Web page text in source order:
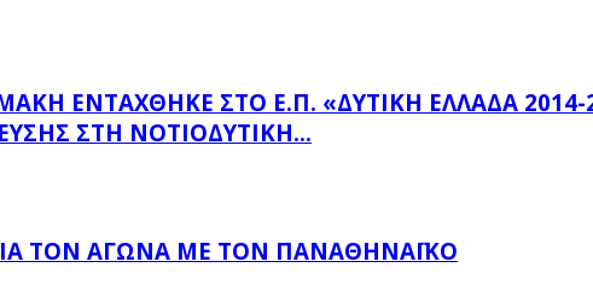
ΕΝΤΆΧΘΗΚΕ ΣΤΟ Ε.Π. «ΔΥΤΙΚΉ ΕΛΛΆΔΑ 2014-
ΣΤΗ ΝΟΤΙΟΔΥΤΙΚΉ...
ΤΟΝ ΑΓΏΝΑ ΜΕ ΤΟΝ ΠΑΝΑΘΗΝΑΪΚΌ